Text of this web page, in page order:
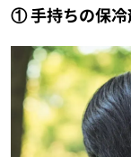
① 手持ちの保冷